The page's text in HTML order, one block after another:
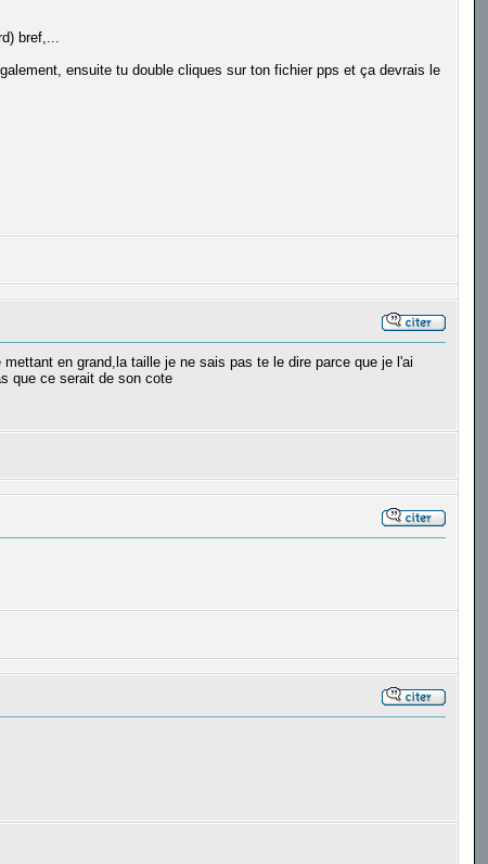
bref,...
ensuite tu double cliques sur ton fichier pps et ça devrais le
en grand,la taille je ne sais pas te le dire parce que je l'ai
que ce serait de son cote